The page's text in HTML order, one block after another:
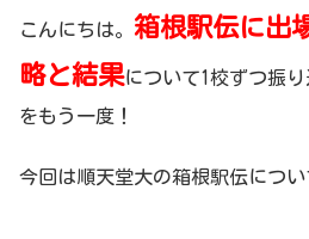
こんにちは。 箱根駅伝に出
略と結果について1校ずつ振
をもう一度！
今回は順天堂大の箱根駅伝につい